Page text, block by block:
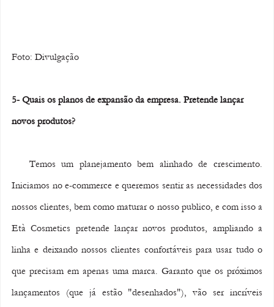
Foto: Divulgação
5- Quais os planos de expansão da empresa. Pretende lançar
novos produtos?
Iniciamos no e-commerce e queremos sentir as necessidades dos
nossos clientes, bem como maturar o nosso publico, e com isso a
Età Cosmetics pretende lançar novos produtos, ampliando a
linha e deixando nossos clientes confortáveis para usar tudo o
que precisam em apenas uma marca. Garanto que os próximos
lançamentos (que já estão "desenhados"), vão ser incríveis